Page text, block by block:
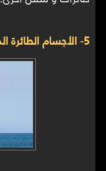
5- الأجسام الطائرة المجهولة